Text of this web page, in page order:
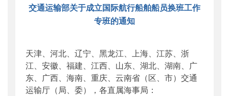
交通运输部关于成立国际航行船舶船员换班工作
专班的通知
天津、河北、辽宁、黑龙江、上海、江苏、浙
江、安徽、福建、江西、山东、湖北、湖南、广
东、广西、海南、重庆、云南省（区、市）交通
运输厅（局、委），各直属海事局：